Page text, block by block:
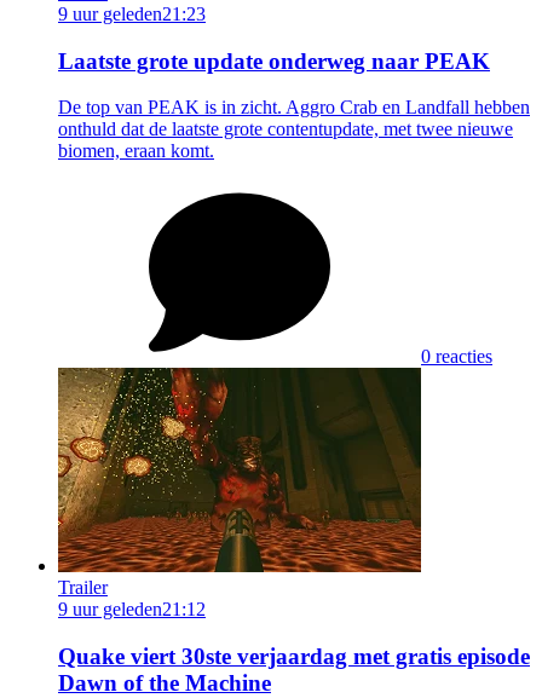
9 uur geleden21:23
Laatste grote update onderweg naar PEAK
De top van PEAK is in zicht. Aggro Crab en Landfall hebben
onthuld dat de laatste grote contentupdate, met twee nieuwe
biomen, eraan komt.
0 reacties
Trailer
9 uur geleden21:12
Quake viert 30ste verjaardag met gratis episode
Dawn of the Machine